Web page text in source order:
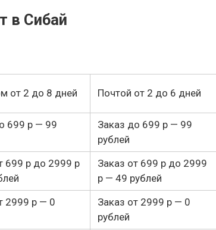
в Сибай
от 2 до 8 дней Почтой от 2 до 6 дней
699 р — 99
Заказ до 699 р — 99
рублей
699 р до 2999 р
Заказ от 699 р до 2999
р — 49 рублей
2999 р — 0
Заказ от 2999 р — 0
рублей